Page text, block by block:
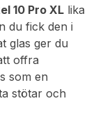
10 Pro XL lika
du fick den i
glas ger du
offra
som en
stötar och